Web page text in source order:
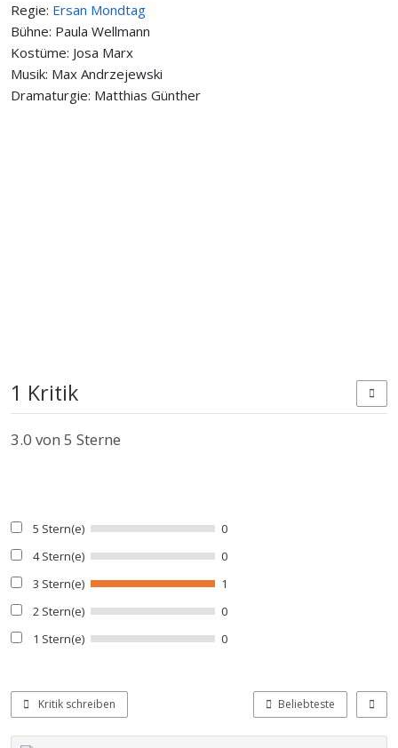
Regie: Ersan Mondtag
Bühne: Paula Wellmann
Kostüme: Josa Marx
Musik: Max Andrzejewski
Dramaturgie: Matthias Günther
1 Kritik
3.0 von 5 Sterne
5 Stern(e)
0
4 Stern(e)
0
3 Stern(e)
1
2 Stern(e)
0
1 Stern(e)
0
Kritik schreiben Beliebteste